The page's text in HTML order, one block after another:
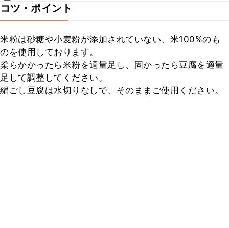
コツ・ポイント
米粉は砂糖や小麦粉が添加されていない、米100%のも
のを使用しております。
柔らかかったら米粉を適量足し、固かったら豆腐を適量
足して調整してください。
絹ごし豆腐は水切りなしで、そのままご使用ください。